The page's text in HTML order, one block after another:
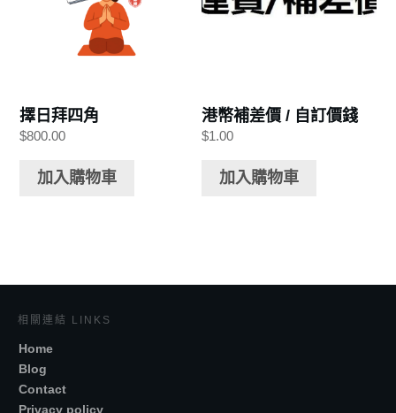
擇日拜四角
$800.00
加入購物車
港幣補差價 / 自訂價錢
$1.00
加入購物車
相關連結 LINKS
Home
Blog
Contact
Privacy policy